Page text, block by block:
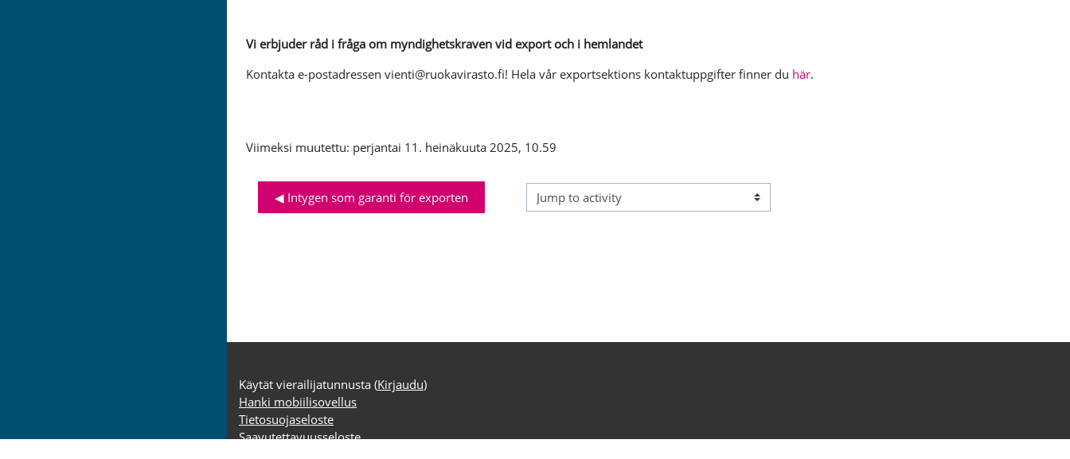
Vi erbjuder råd i fråga om myndighetskraven vid export och i hemlandet
Kontakta e-postadressen vienti@ruokavirasto.fi! Hela vår exportsektions kontaktuppgifter finner du här.
Viimeksi muutettu: perjantai 11. heinäkuuta 2025, 10.59
◀︎ Intygen som garanti för exporten Jump to activity
Käytät vierailijatunnusta (Kirjaudu)
Hanki mobiilisovellus
Tietosuojaseloste
Saavutettavuusseloste